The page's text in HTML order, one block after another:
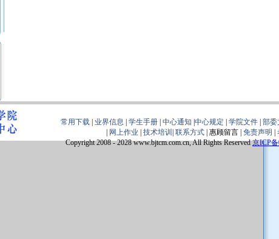
常用下载 业界信息 学生手册 中心通知 中心规定 学院文件 部委
网上作业 技术培训 联系方式 | 惠顾留言 | 免责声明
Copyright 2008 - 2028 www.bjtcm.com.cn, All Rights Reserved京ICP